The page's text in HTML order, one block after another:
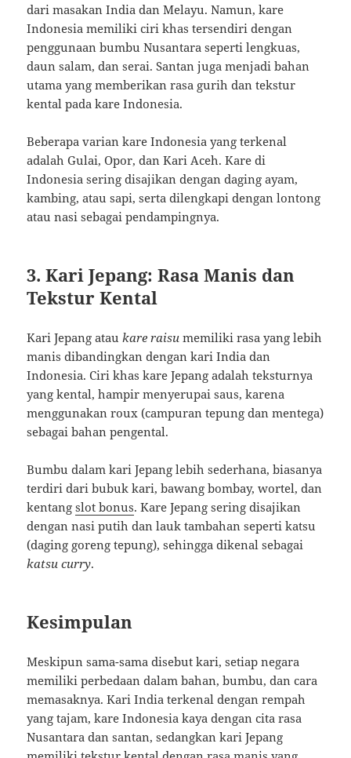
dari masakan India dan Melayu. Namun, kare
Indonesia memiliki ciri khas tersendiri dengan
penggunaan bumbu Nusantara seperti lengkuas,
daun salam, dan serai. Santan juga menjadi bahan
utama yang memberikan rasa gurih dan tekstur
kental pada kare Indonesia.
Beberapa varian kare Indonesia yang terkenal
adalah Gulai, Opor, dan Kari Aceh. Kare di
Indonesia sering disajikan dengan daging ayam,
kambing, atau sapi, serta dilengkapi dengan lontong
atau nasi sebagai pendampingnya.
3.Kari Jepang: Rasa Manis dan
Tekstur Kental
Kari Jepang ataukare raisu memiliki rasa yang lebih
manis dibandingkan dengan kari India dan
Indonesia. Ciri khas kare Jepang adalah teksturnya
yang kental, hampir menyerupai saus, karena
menggunakan roux (campuran tepung dan mentega)
sebagai bahan pengental.
Bumbu dalam kari Jepang lebih sederhana, biasanya
terdiri dari bubuk kari, bawang bombay, wortel, dan
kentangslot bonus. Kare Jepang sering disajikan
dengan nasi putih dan lauk tambahan seperti katsu
(daging goreng tepung), sehingga dikenal sebagai
katsu curry.
Kesimpulan
Meskipun sama-sama disebut kari, setiap negara
memiliki perbedaan dalam bahan, bumbu, dan cara
memasaknya. Kari India terkenal dengan rempah
yang tajam, kare Indonesia kaya dengan cita rasa
Nusantara dan santan, sedangkan kari Jepang